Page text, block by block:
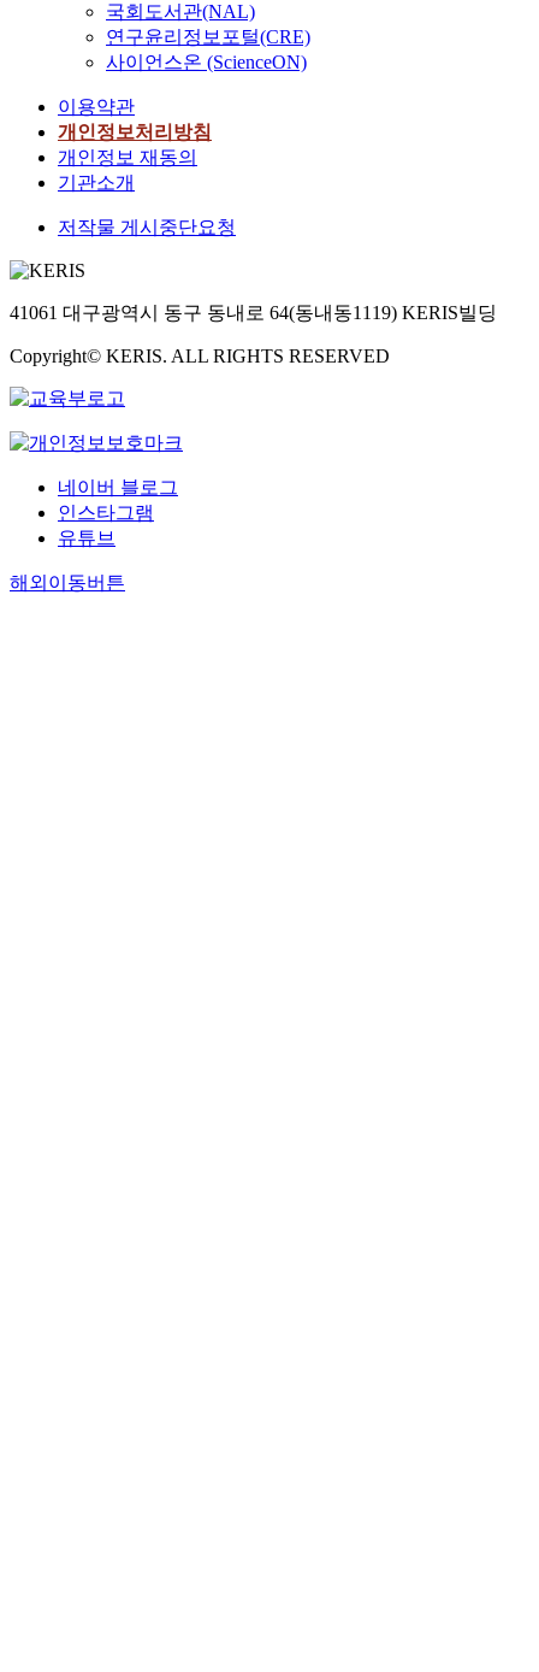
국회도서관(NAL)
연구윤리정보포털(CRE)
사이언스온 (ScienceON)
이용약관
개인정보처리방침
개인정보 재동의
기관소개
저작물 게시중단요청
41061 대구광역시 동구 동내로 64(동내동1119) KERIS빌딩
Copyright© KERIS. ALL RIGHTS RESERVED
네이버 블로그
인스타그램
유튜브
해외이동버튼